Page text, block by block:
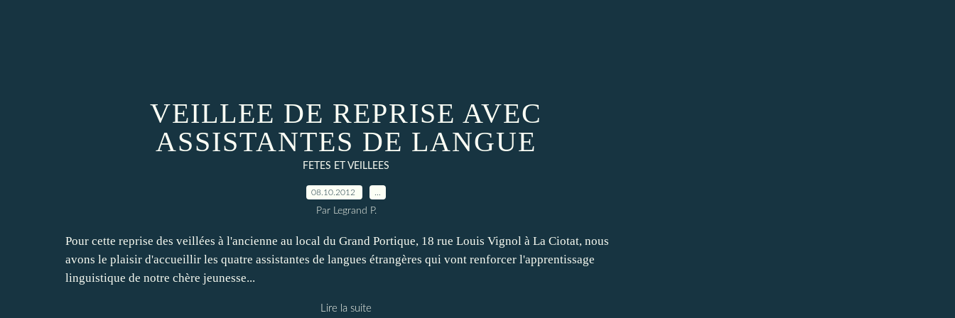
VEILLEE DE REPRISE AVEC
ASSISTANTES DE LANGUE
FETES ET VEILLEES
08.10.2012
Par Legrand P.
Pour cette reprise des veillées à l'ancienne au local du Grand Portique, 18 rue Louis Vignol à La Ciotat, nous
avons le plaisir d'accueillir les quatre assistantes de langues étrangères qui vont renforcer l'apprentissage
linguistique de notre chère jeunesse...
Lire la suite